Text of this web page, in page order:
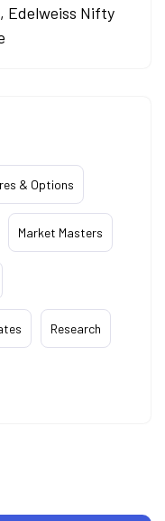
Edelweiss Nifty
& Options
Market Masters
Research